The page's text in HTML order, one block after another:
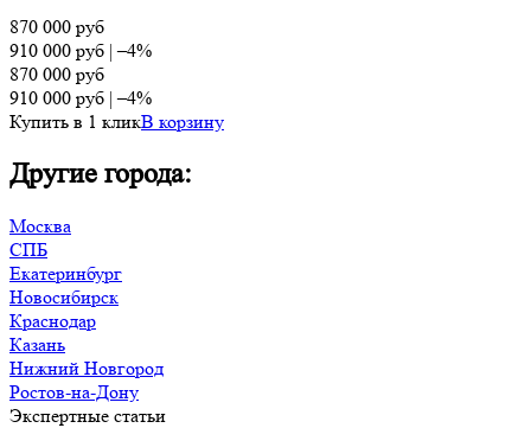
870 000 руб
910 000 руб |–4%
870 000 руб
910 000 руб |–4%
Купить в 1 кликВ корзину
Другие города:
Москва
СПБ
Екатеринбург
Новосибирск
Краснодар
Казань
Нижний Новгород
Ростов-на-Дону
Экспертные статьи